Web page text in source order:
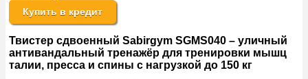
Купить в кредит
Твистер сдвоенный Sabirgym SGMS040 – уличный
антивандальный тренажёр для тренировки мышц
талии, пресса и спины с нагрузкой до 150 кг